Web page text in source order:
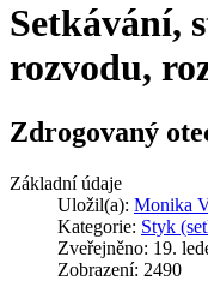
Setkávání,
rozvodu,
Zdrogovaný
Základní údaje
Uložil(a): Monika
Kategorie: Styk
Zveřejněno: 19.
Zobrazení: 2490